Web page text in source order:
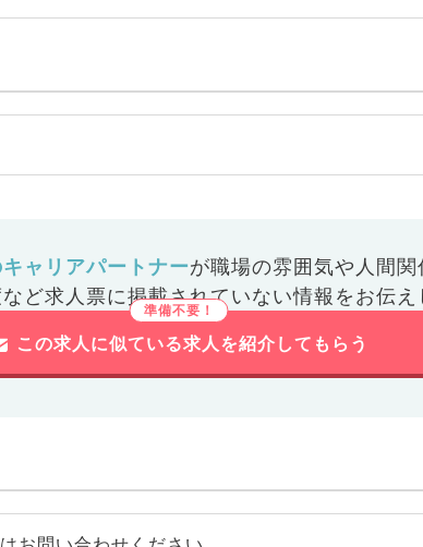
ャリアパートナーが職場の雰囲気や人間関
ど求人票に掲載されていない情報をお伝え
この求人に似ている求人を紹介してもらう